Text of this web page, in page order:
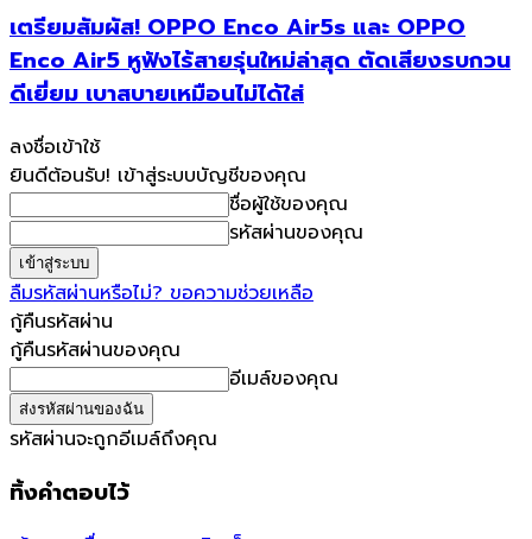
เตรียมสัมผัส! OPPO Enco Air5s และ OPPO
Enco Air5 หูฟังไร้สายรุ่นใหม่ล่าสุด ตัดเสียงรบกวน
ดีเยี่ยม เบาสบายเหมือนไม่ได้ใส่
ลงชื่อเข้าใช้
ยินดีต้อนรับ! เข้าสู่ระบบบัญชีของคุณ
ชื่อผู้ใช้ของคุณ
รหัสผ่านของคุณ
ลืมรหัสผ่านหรือไม่? ขอความช่วยเหลือ
กู้คืนรหัสผ่าน
กู้คืนรหัสผ่านของคุณ
อีเมล์ของคุณ
รหัสผ่านจะถูกอีเมล์ถึงคุณ
ทิ้งคำตอบไว้